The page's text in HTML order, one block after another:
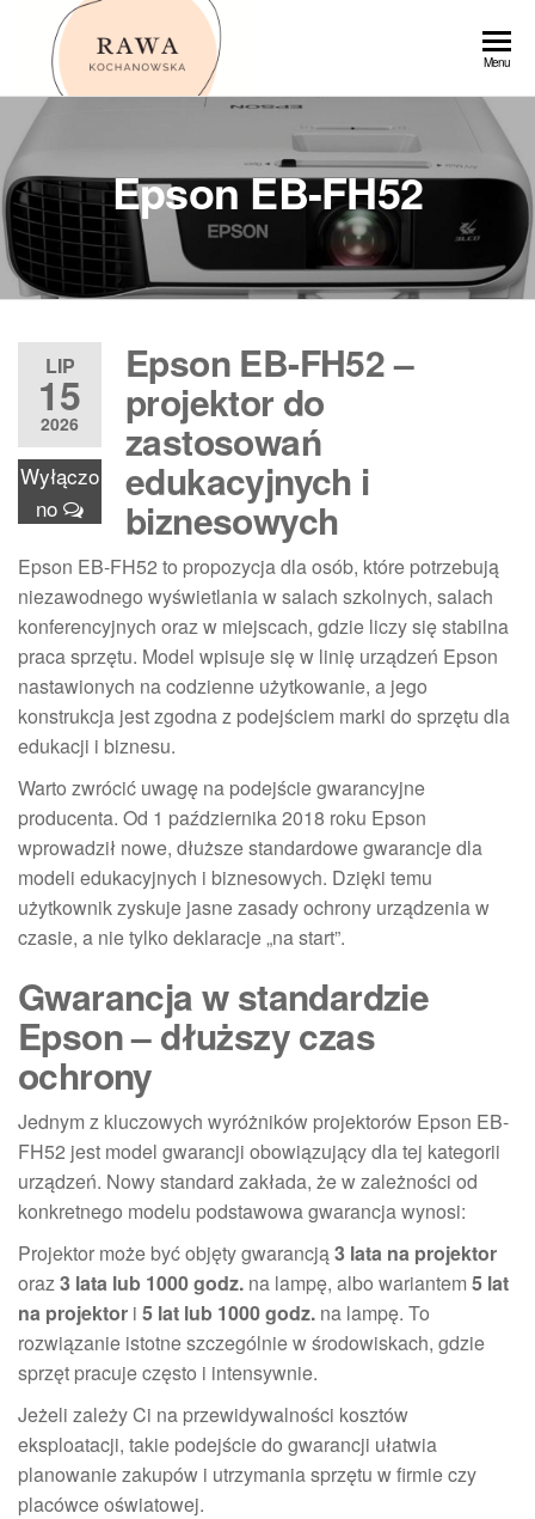
Przejdź
Menu
Epson EB-FH52
LIP
15
2026
Wyłączo
no
Epson EB-FH52 –
projektor do
zastosowań
edukacyjnych i
biznesowych
Epson EB-FH52 to propozycja dla osób, które potrzebują
niezawodnego wyświetlania w salach szkolnych, salach
konferencyjnych oraz w miejscach, gdzie liczy się stabilna
praca sprzętu. Model wpisuje się w linię urządzeń Epson
nastawionych na codzienne użytkowanie, a jego
konstrukcja jest zgodna z podejściem marki do sprzętu dla
edukacji i biznesu.
Warto zwrócić uwagę na podejście gwarancyjne
producenta. Od 1 października 2018 roku Epson
wprowadził nowe, dłuższe standardowe gwarancje dla
modeli edukacyjnych i biznesowych. Dzięki temu
użytkownik zyskuje jasne zasady ochrony urządzenia w
czasie, a nie tylko deklaracje „na start”.
Gwarancja w standardzie
Epson – dłuższy czas
ochrony
Jednym z kluczowych wyróżników projektorów Epson EB-
FH52 jest model gwarancji obowiązujący dla tej kategorii
urządzeń. Nowy standard zakłada, że w zależności od
konkretnego modelu podstawowa gwarancja wynosi:
Projektor może być objęty gwarancją3 lata na projektor
oraz3 lata lub 1000 godz. na lampę, albo wariantem 5 lat
na projektor i 5 lat lub 1000 godz. na lampę. To
rozwiązanie istotne szczególnie w środowiskach, gdzie
sprzęt pracuje często i intensywnie.
Jeżeli zależy Ci na przewidywalności kosztów
eksploatacji, takie podejście do gwarancji ułatwia
planowanie zakupów i utrzymania sprzętu w firmie czy
placówce oświatowej.